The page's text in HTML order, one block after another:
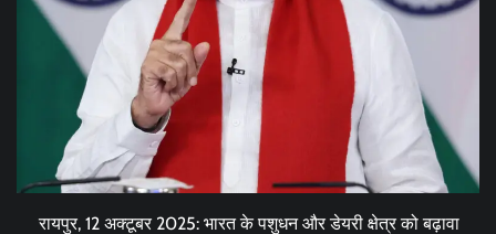
रायपुर, 12 अक्टूबर 2025: भारत के पशुधन और डेयरी क्षेत्र को बढ़ावा